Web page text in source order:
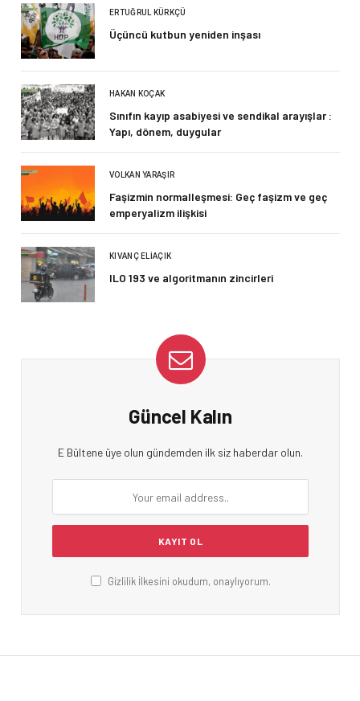
ERTUĞRUL KÜRKÇÜ
Üçüncü kutbun yeniden inşası
HAKAN KOÇAK
Sınıfın kayıp asabiyesi ve sendikal arayışlar :
Yapı, dönem, duygular
VOLKAN YARAŞIR
Faşizmin normalleşmesi: Geç faşizm ve geç
emperyalizm ilişkisi
KIVANÇ ELIAÇIK
ILO 193 ve algoritmanın zincirleri
Güncel Kalın
E Bültene üye olun gündemden ilk siz haberdar olun.
Gizlilik İlkesini okudum, onaylıyorum.